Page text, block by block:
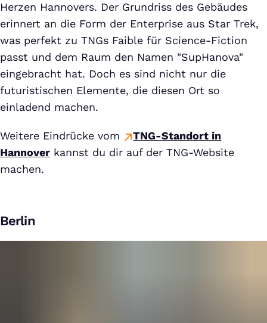
Herzen Hannovers. Der Grundriss des Gebäudes
erinnert an die Form der Enterprise aus Star Trek,
was perfekt zu TNGs Faible für Science-Fiction
passt und dem Raum den Namen "SupHanova"
eingebracht hat. Doch es sind nicht nur die
futuristischen Elemente, die diesen Ort so
einladend machen.
Weitere Eindrücke vom
TNG-Standort in
Hannover kannst du dir auf der TNG-Website
machen.
Berlin